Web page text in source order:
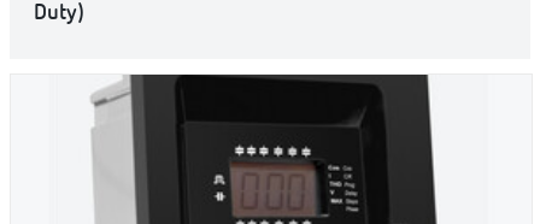
Duty)